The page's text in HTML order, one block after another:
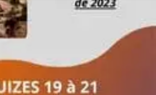
com sua mulher e seus dois filhos.”
Com Todos Rute 1.6-22 Verdade
humanas jamais podem